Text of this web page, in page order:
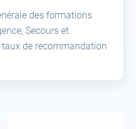
des formations
Secours et
taux de recommandation